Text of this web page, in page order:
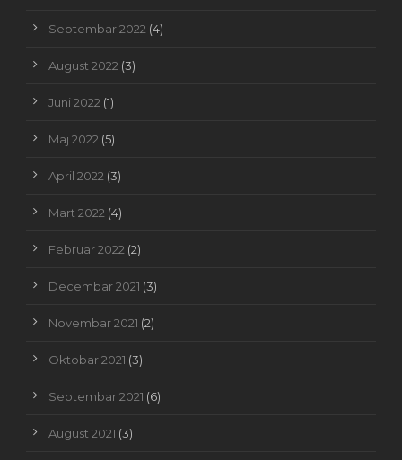
Septembar 2022 (4)
August 2022 (3)
Juni 2022 (1)
Maj 2022 (5)
April 2022 (3)
Mart 2022 (4)
Februar 2022 (2)
Decembar 2021 (3)
Novembar 2021 (2)
Oktobar 2021 (3)
Septembar 2021 (6)
August 2021 (3)